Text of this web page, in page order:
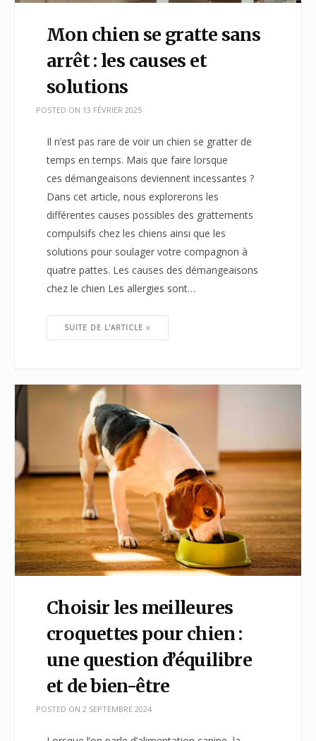
Mon chien se gratte sans
arrêt : les causes et
solutions
POSTED ON 13 FÉVRIER 2025
Il n’est pas rare de voir un chien se gratter de
temps en temps. Mais que faire lorsque
ces démangeaisons deviennent incessantes ?
Dans cet article, nous explorerons les
différentes causes possibles des grattements
compulsifs chez les chiens ainsi que les
solutions pour soulager votre compagnon à
quatre pattes. Les causes des démangeaisons
chez le chien Les allergies sont…
SUITE DE L'ARTICLE
Choisir les meilleures
croquettes pour chien :
une question d’équilibre
et de bien-être
POSTED ON 2 SEPTEMBRE 2024